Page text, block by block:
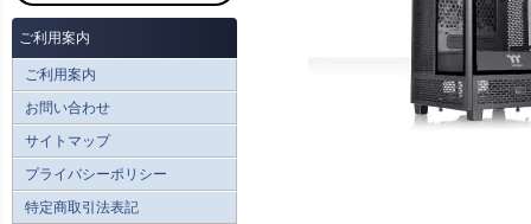
ご利用案内
ご利用案内
お問い合わせ
サイトマップ
プライバシーポリシー
特定商取引法表記